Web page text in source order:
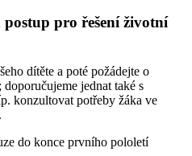
pro řešení životní
dítěte a poté požádejte o
jednat také s
konzultovat potřeby žáka ve
do konce prvního pololetí